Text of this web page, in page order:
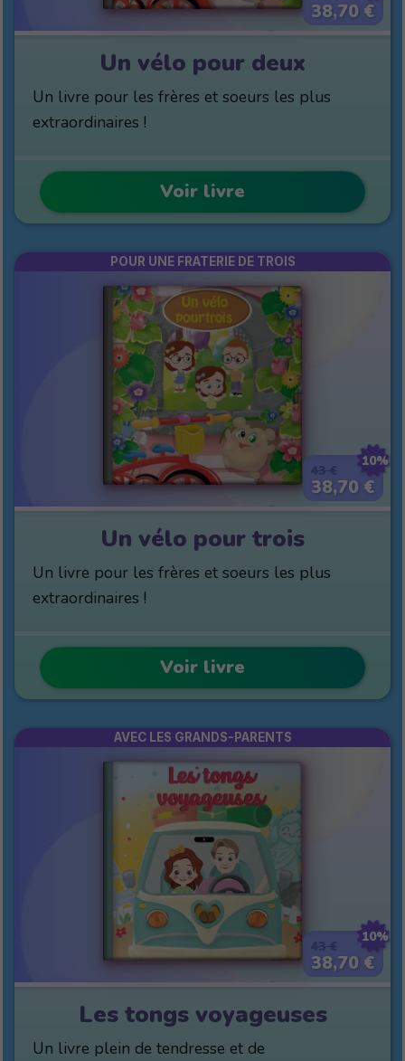
38,70 €
Un vélo pour deux
Un livre pour les frères et soeurs les plus
extraordinaires !
Voir livre
10%
38,70 €
POUR UNE FRATERIE DE TROIS
Un vélo pour trois
Un livre pour les frères et soeurs les plus
extraordinaires !
Voir livre
10%
38,70 €
AVEC LES GRANDS-PARENTS
Les tongs voyageuses
Un livre plein de tendresse et de